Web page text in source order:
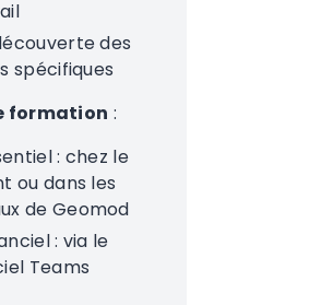
des
spécifiques
formation :
: chez le
ou dans les
de Geomod
: via le
Teams